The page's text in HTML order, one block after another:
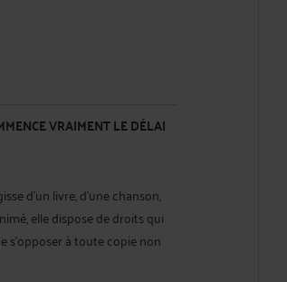
VRAIMENT LE DÉLAI
d’un livre, d’une chanson,
elle dispose de droits qui
à toute copie non